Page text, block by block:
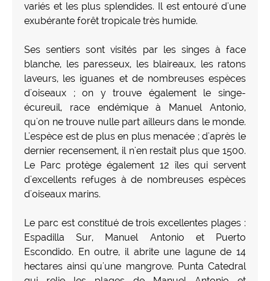
variés et les plus splendides. Il est entouré d'une
exubérante forêt tropicale très humide.
Ses sentiers sont visités par les singes à face
blanche, les paresseux, les blaireaux, les ratons
laveurs, les iguanes et de nombreuses espèces
d'oiseaux ; on y trouve également le singe-
écureuil, race endémique à Manuel Antonio,
qu'on ne trouve nulle part ailleurs dans le monde.
L'espèce est de plus en plus menacée ; d'après le
dernier recensement, il n'en restait plus que 1500.
Le Parc protège également 12 îles qui servent
d'excellents refuges à de nombreuses espèces
d'oiseaux marins.
Le parc est constitué de trois excellentes plages :
Espadilla Sur, Manuel Antonio et Puerto
Escondido. En outre, il abrite une lagune de 14
hectares ainsi qu'une mangrove. Punta Catedral